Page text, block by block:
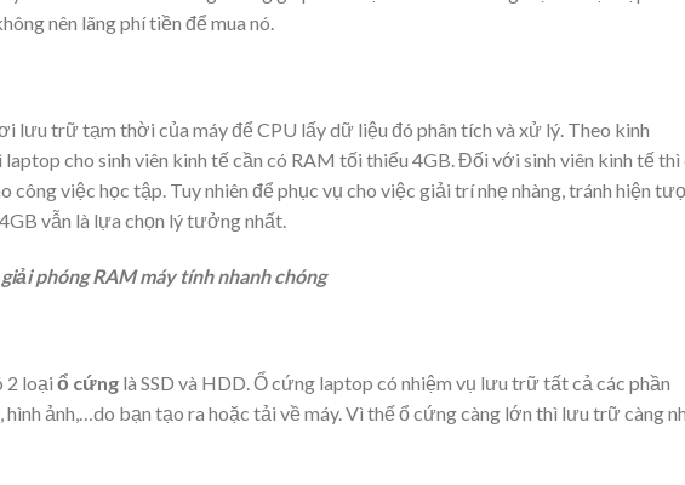
nên lãng phí tiền để mua nó.
lưu trữ tạm thời của máy để CPU lấy dữ liệu đó phân tích và xử lý. Theo kinh
cho sinh viên kinh tế cần có RAM tối thiểu 4GB. Đối với sinh viên kinh tế thì
công việc học tập. Tuy nhiên để phục vụ cho việc giải trí nhẹ nhàng, tránh hiện
vẫn là lựa chọn lý tưởng nhất.
phóng RAM máy tính nhanh chóng
2 loại ổ cứng là SSD và HDD. Ổ cứng laptop có nhiệm vụ lưu trữ tất cả các phần
ảnh,…do bạn tạo ra hoặc tải về máy. Vì thế ổ cứng càng lớn thì lưu trữ càng